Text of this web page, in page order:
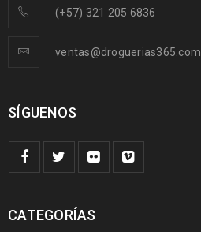
(+57) 321 205 6836
ventas@droguerias365.com
SÍGUENOS
CATEGORÍAS